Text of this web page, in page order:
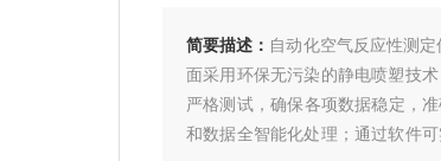
简要描述： 自动化空气反应性测
面采用环保无污染的静电喷塑技
严格测试，确保各项数据稳定，
和数据全智能化处理；通过软件